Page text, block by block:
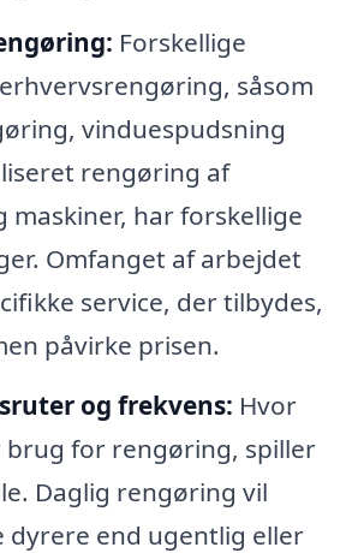
Forskellige
såsom
vinduespudsning
rengøring af
maskiner, har forskellige
Omfanget af arbejdet
service, der tilbydes,
påvirke prisen.
og frekvens: Hvor
brug for rengøring, spiller
Daglig rengøring vil
end ugentlig eller